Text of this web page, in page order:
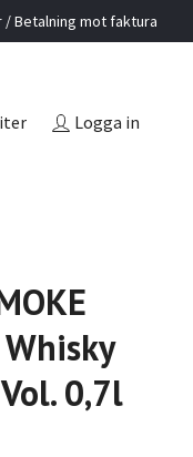
Betalning mot faktura
Logga in
0,7l